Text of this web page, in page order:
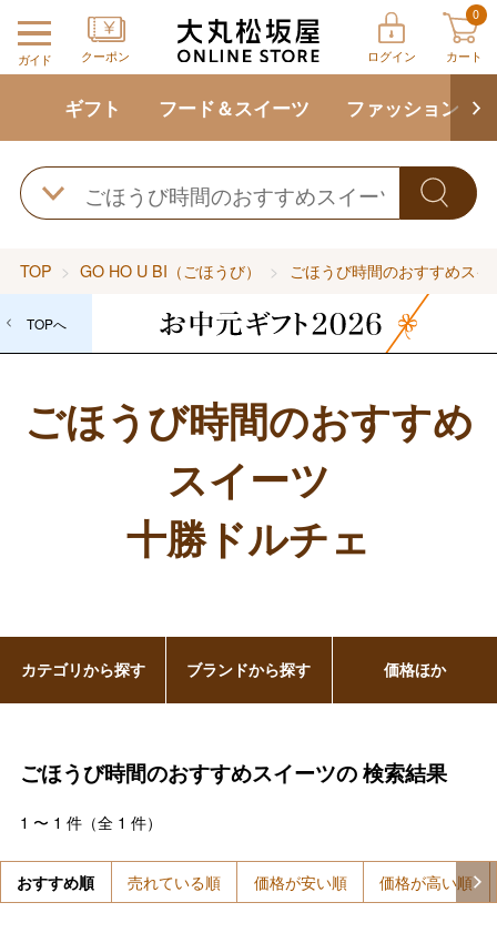
ガイド クーポン ログイン
0
カート
ギフト フード＆スイーツ ファッション
TOP GO HO U BI（ごほうび） ごほうび時間のおすすめスイ
TOPへ
ごほうび時間のおすすめ
スイーツ
十勝ドルチェ
ごほうび時間のおすすめスイーツの検索結果
1 〜 1 件（全 1 件）
おすすめ順 売れている順 価格が安い順 価格が高い順
カテゴリから探す ブランドから探す 価格ほか